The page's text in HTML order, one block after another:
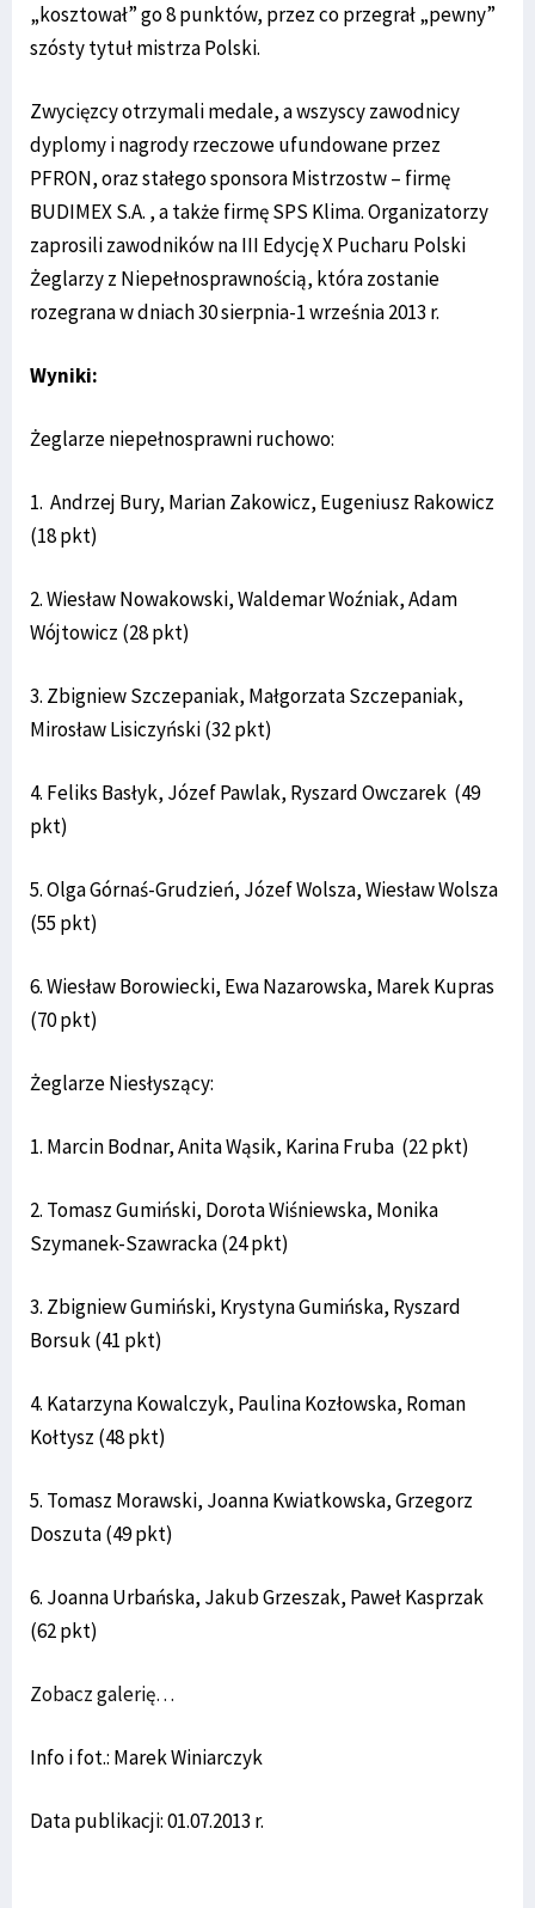
„kosztował” go 8 punktów, przez co przegrał „pewny”
szósty tytuł mistrza Polski.
Zwycięzcy otrzymali medale, a wszyscy zawodnicy
dyplomy i nagrody rzeczowe ufundowane przez
PFRON, oraz stałego sponsora Mistrzostw – firmę
BUDIMEX S.A. , a także firmę SPS Klima. Organizatorzy
zaprosili zawodników na III Edycję X Pucharu Polski
Żeglarzy z Niepełnosprawnością, która zostanie
rozegrana w dniach 30 sierpnia-1 września 2013 r.
Wyniki:
Żeglarze niepełnosprawni ruchowo:
1. Andrzej Bury, Marian Zakowicz, Eugeniusz Rakowicz
(18 pkt)
2. Wiesław Nowakowski, Waldemar Woźniak, Adam
Wójtowicz (28 pkt)
3. Zbigniew Szczepaniak, Małgorzata Szczepaniak,
Mirosław Lisiczyński (32 pkt)
4. Feliks Basłyk, Józef Pawlak, Ryszard Owczarek (49
pkt)
5. Olga Górnaś-Grudzień, Józef Wolsza, Wiesław Wolsza
(55 pkt)
6. Wiesław Borowiecki, Ewa Nazarowska, Marek Kupras
(70 pkt)
Żeglarze Niesłyszący:
1. Marcin Bodnar, Anita Wąsik, Karina Fruba (22 pkt)
2. Tomasz Gumiński, Dorota Wiśniewska, Monika
Szymanek-Szawracka (24 pkt)
3. Zbigniew Gumiński, Krystyna Gumińska, Ryszard
Borsuk (41 pkt)
4. Katarzyna Kowalczyk, Paulina Kozłowska, Roman
Kołtysz (48 pkt)
5. Tomasz Morawski, Joanna Kwiatkowska, Grzegorz
Doszuta (49 pkt)
6. Joanna Urbańska, Jakub Grzeszak, Paweł Kasprzak
(62 pkt)
Zobacz galerię…
Info i fot.: Marek Winiarczyk
Data publikacji: 01.07.2013 r.